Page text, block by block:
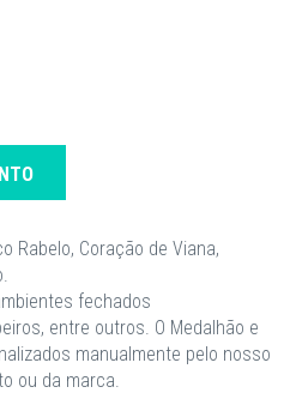
Rabelo, Coração de Viana,
fechados
entre outros. O Medalhão e
manualmente pelo nosso
ou da marca.